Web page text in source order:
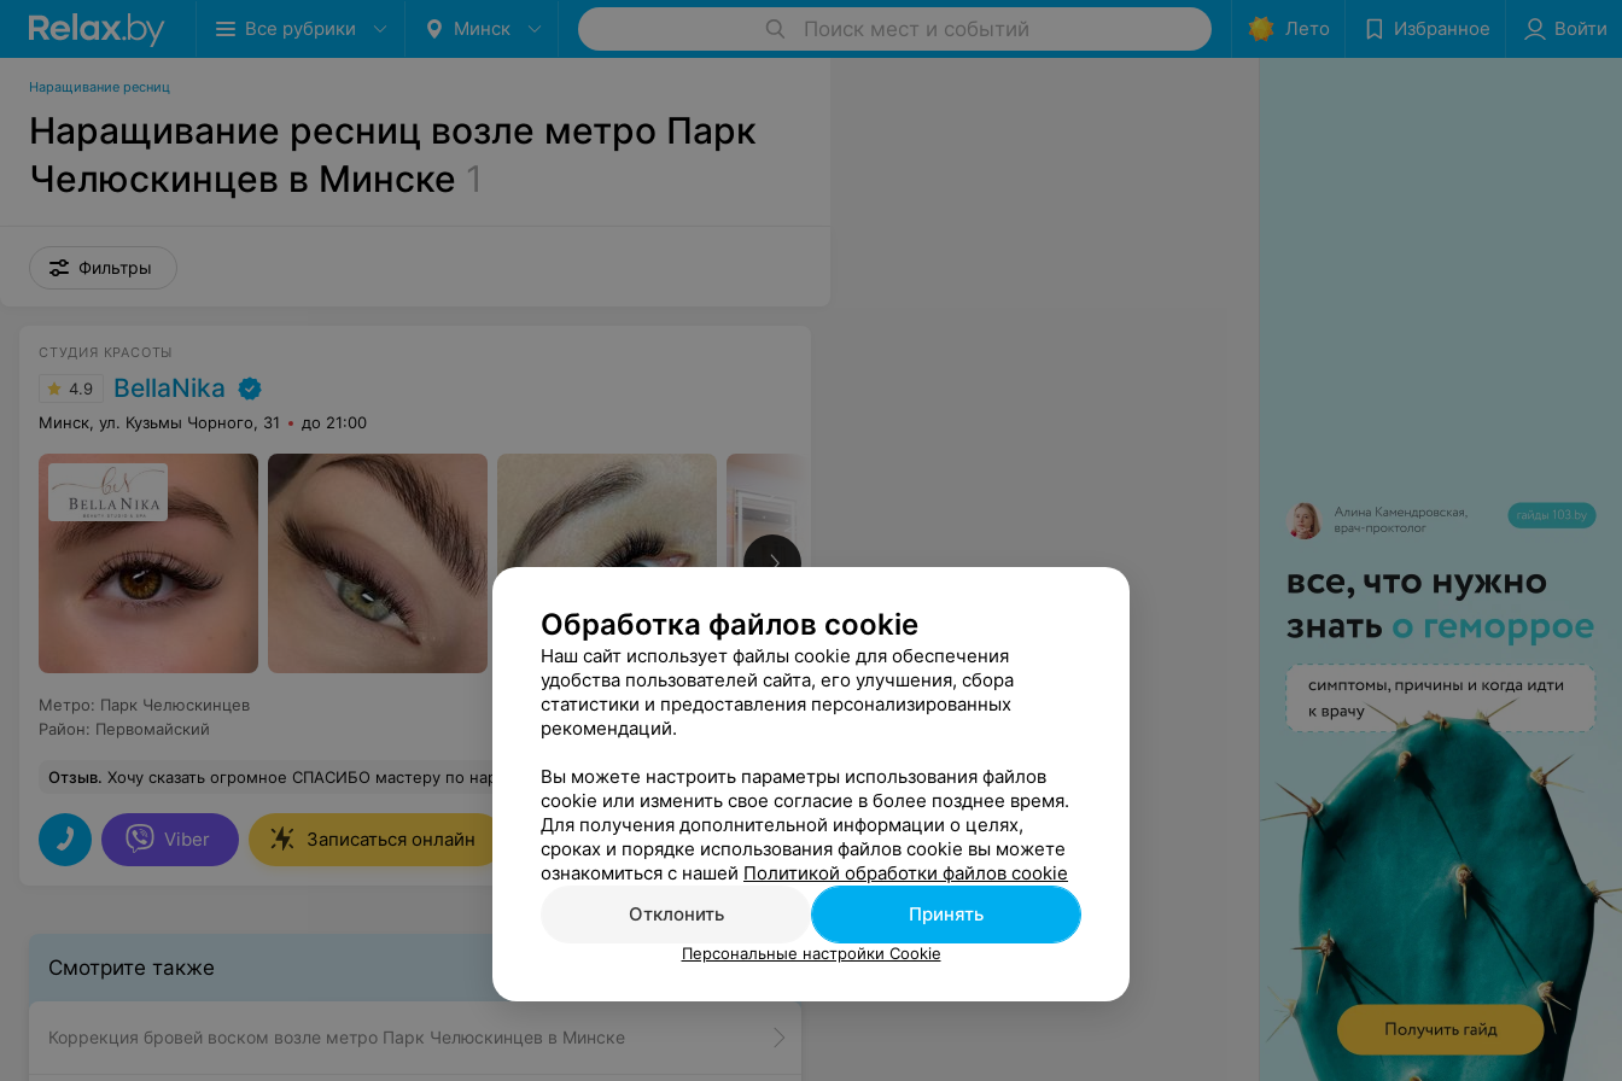
Все рубрики Минск Поиск мест и событий Лето Избранное Войти
Наращивание ресниц
Наращивание ресниц возле метро Парк
Челюскинцев в Минске 1
Фильтры
СТУДИЯ КРАСОТЫ
Подробнее
4.9 BellaNika
Минск, ул. Кузьмы Чорного, 31 до 21:00
Метро: Парк Челюскинцев
Район: Первомайский
Отзыв. Хочу сказать огромное СПАСИБО мастеру по наращиванию ресниц Елене Дзигуа за выполнение очень сложной задачи. После прохождения лечения мои ресницы выпали и в салон я пришла с маленькими 2-3 мм, вот тут волшебница Елена своими золотыми ручками меня и спасла. Редкий мастер взялся бы за дело в такой ситуации, но мне повезло найти такого. Рекомендую от души и буду советовать всем своим подругам и знакомым!!!!!!! Еще
Viber Записаться онлайн
Смотрите также
Коррекция бровей воском возле метро Парк Челюскинцев в Минске
Обработка файлов cookie
Наш сайт использует файлы cookie для обеспечения
удобства пользователей сайта, его улучшения, сбора
статистики и предоставления персонализированных
рекомендаций.
Вы можете настроить параметры использования файлов
cookie или изменить свое согласие в более позднее время.
Для получения дополнительной информации о целях,
сроках и порядке использования файлов cookie вы можете
ознакомиться с нашей Политикой обработки файлов cookie
Отклонить
Принять
Персональные настройки Cookie